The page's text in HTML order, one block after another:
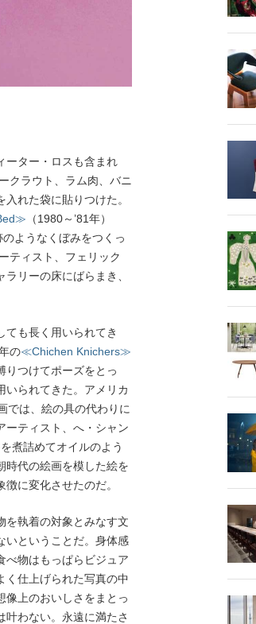
ーター・ロスも含まれ
クラウト、ラム肉、バニ
れた袋に貼りつけた。
（1980～’81年）
ようなくぼみをつくっ
ティスト、フェリック
ラリーの床にばらまき、
ても長く用いられてき
の≪Chichen Knichers≫
りつけてポーズをとっ
いられてきた。アメリカ
では、絵の具の代わりに
ーティスト、へ・シャン
煮詰めてオイルのよう
時代の絵画を模した絵を
に変化させたのだ。
執着の対象とみなす文
いということだ。身体感
べ物はもっぱらビジュア
く仕上げられた写真の中
像上のおいしさをまとっ
叶わない。永遠に満たさ